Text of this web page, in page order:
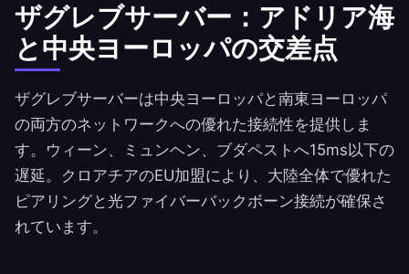
ザグレブサーバー：アドリア海
と中央ヨーロッパの交差点
ザグレブサーバーは中央ヨーロッパと南東ヨーロッパ
の両方のネットワークへの優れた接続性を提供しま
す。ウィーン、ミュンヘン、ブダペストへ15ms以下の
遅延。クロアチアのEU加盟により、大陸全体で優れた
ピアリングと光ファイバーバックボーン接続が確保さ
れています。